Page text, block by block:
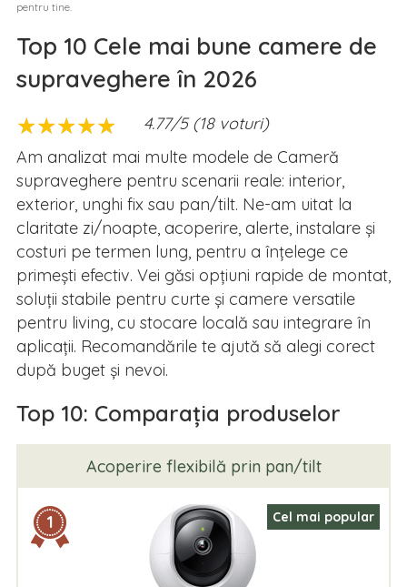
pentru tine.
Top 10 Cele mai bune camere de
supraveghere în 2026
★★★★★
★★★★★
4.77/5 (18 voturi)
Am analizat mai multe modele de Cameră
supraveghere pentru scenarii reale: interior,
exterior, unghi fix sau pan/tilt. Ne-am uitat la
claritate zi/noapte, acoperire, alerte, instalare și
costuri pe termen lung, pentru a înțelege ce
primești efectiv. Vei găsi opțiuni rapide de montat,
soluții stabile pentru curte și camere versatile
pentru living, cu stocare locală sau integrare în
aplicații. Recomandările te ajută să alegi corect
după buget și nevoi.
Top 10: Comparația produselor
Acoperire flexibilă prin pan/tilt
1 Cel mai popular